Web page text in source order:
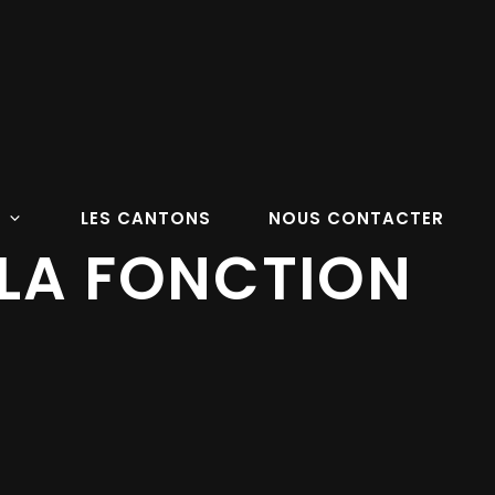
LES CANTONS NOUS CONTACTER
FONCTION